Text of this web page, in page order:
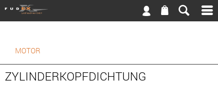
MOTOR
ZYLINDERKOPFDICHTUNG